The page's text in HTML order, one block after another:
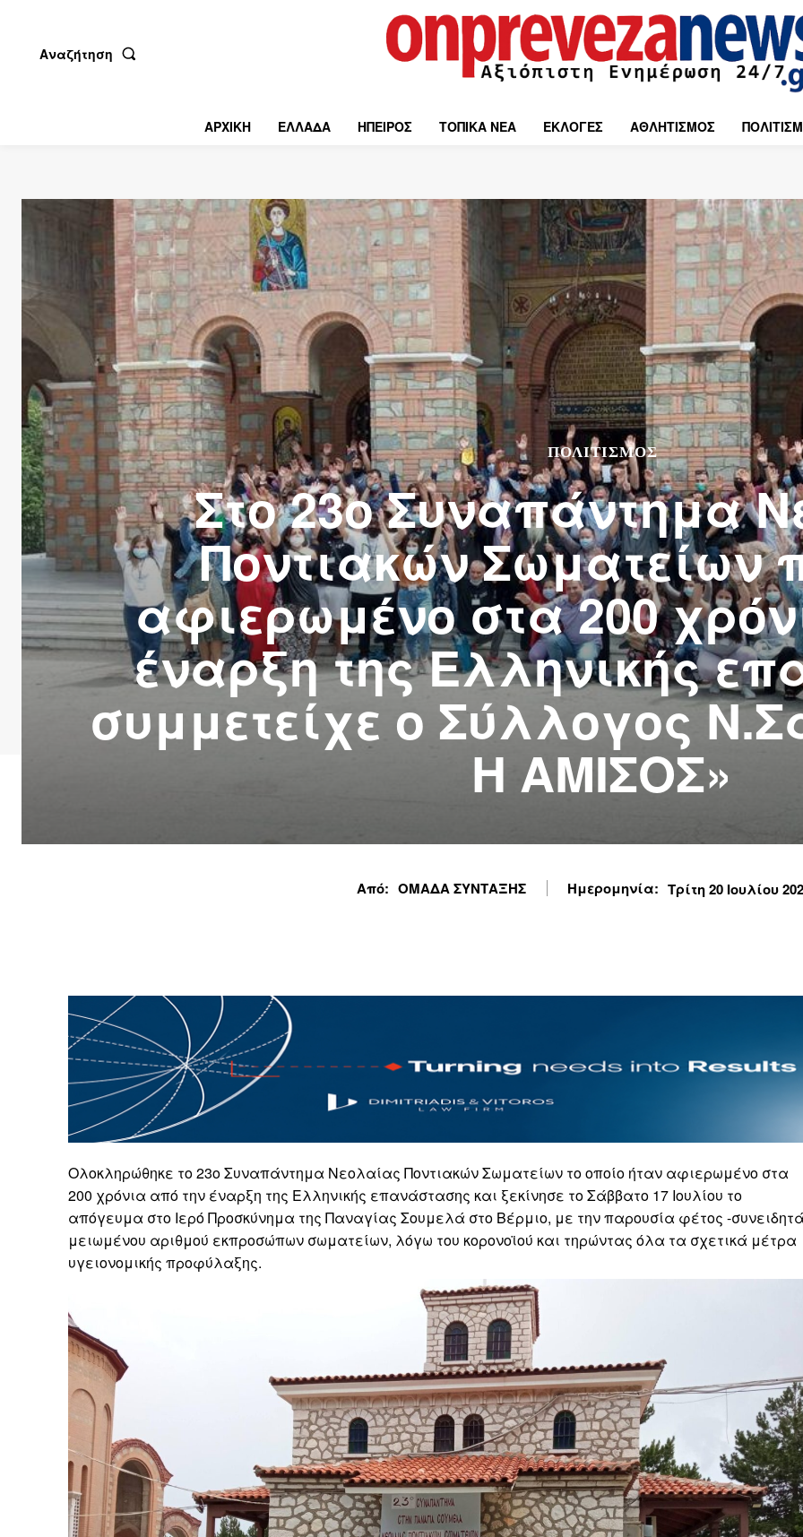
Αναζήτηση
ΑΡΧΙΚΗ ΕΛΛΑΔΑ ΗΠΕΙΡΟΣ ΤΟΠΙΚΑ ΝΕΑ ΕΚΛΟΓΕΣ ΑΘΛΗΤΙΣΜΟΣ
ΠΟΛΙΤΙΣΜΌΣ
Στο 23ο Συναπάντημα
Ποντιακών Σωματείων
αφιερωμένο στα 200
έναρξη της Ελληνικής
συμμετείχε ο Σύλλογος
Η ΑΜΙΣΟΣ»
Από: ΟΜΑΔΑ ΣΥΝΤΑΞΗΣ Ημερομηνία: Τρίτη 20 Ιουλίου
Ολοκληρώθηκε το 23ο Συναπάντημα Νεολαίας Ποντιακών Σωματείων το οποίο ήταν αφιερωμένο στα
200 χρόνια από την έναρξη της Ελληνικής επανάστασης και ξεκίνησε το Σάββατο 17 Ιουλίου το
απόγευμα στο Ιερό Προσκύνημα της Παναγίας Σουμελά στο Βέρμιο, με την παρουσία φέτος -
μειωμένου αριθμού εκπροσώπων σωματείων, λόγω του κορονοϊού και τηρώντας όλα τα σχετικά μέτρα
υγειονομικής προφύλαξης.